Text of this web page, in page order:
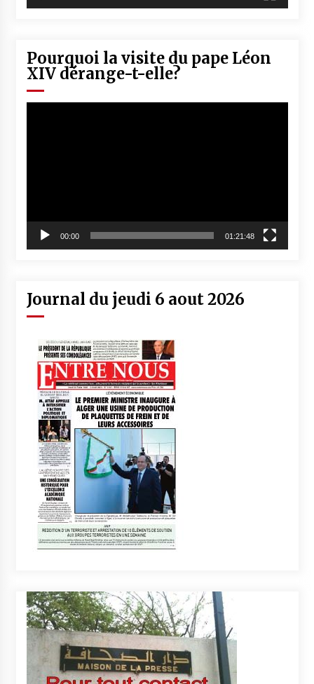
Pourquoi la visite du pape Léon
XIV dérange-t-elle?
00:00 01:21:48
Journal du jeudi 6 aout 2026